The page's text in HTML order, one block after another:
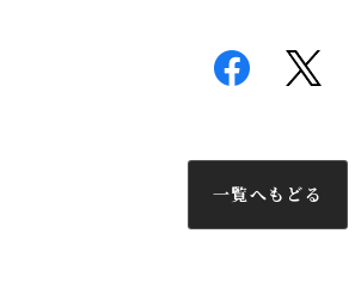
一覧へもどる